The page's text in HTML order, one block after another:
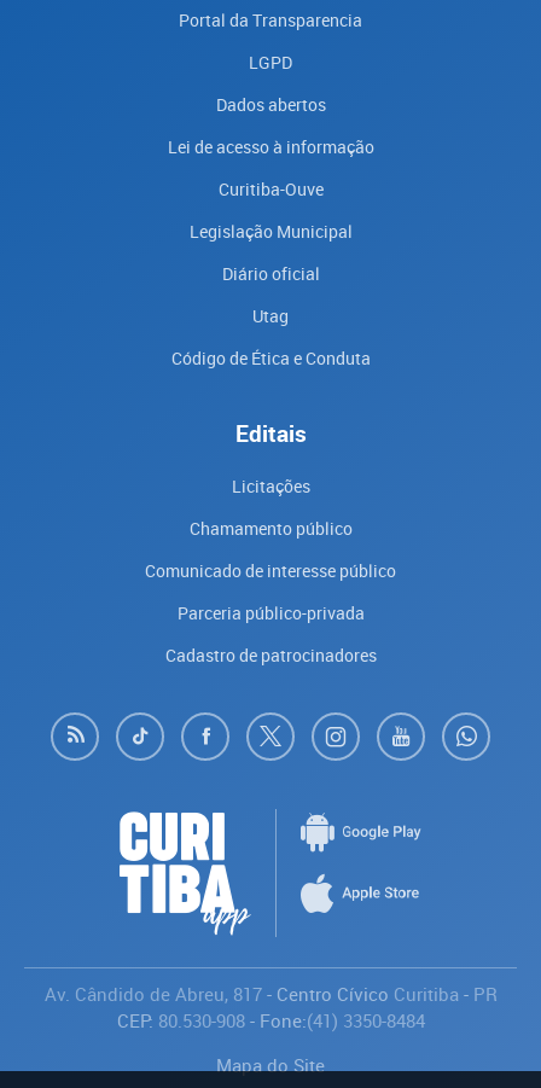
Portal da Transparencia
LGPD
Dados abertos
Lei de acesso à informação
Curitiba-Ouve
Legislação Municipal
Diário oficial
Utag
Código de Ética e Conduta
Editais
Licitações
Chamamento público
Comunicado de interesse público
Parceria público-privada
Cadastro de patrocinadores
Av. Cândido de Abreu, 817- Centro Cívico Curitiba - PR
CEP: 80.530-908- Fone:(41) 3350-8484
Mapa do Site